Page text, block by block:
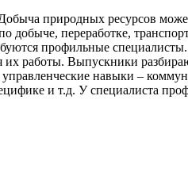
природных ресурсов
добыче, переработке,
профильные
их работы. Выпускники
навыки –
и т.д. У специалиста